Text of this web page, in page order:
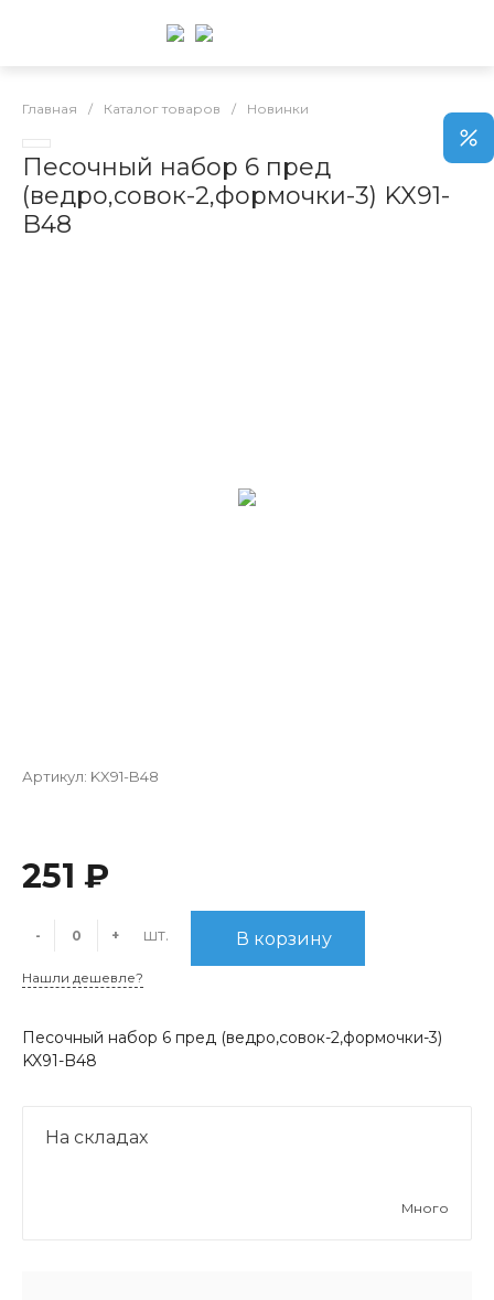
Главная / Каталог товаров / Новинки
Песочный набор 6 пред
(ведро,совок-2,формочки-3) KX91-
B48
Артикул: KX91-B48
251 ₽
- + шт. В корзину
Нашли дешевле?
Песочный набор 6 пред (ведро,совок-2,формочки-3)
KX91-B48
На складах
Много